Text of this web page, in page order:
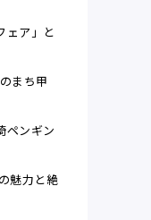
ェア」と
まち甲
ペンギン
魅力と絶